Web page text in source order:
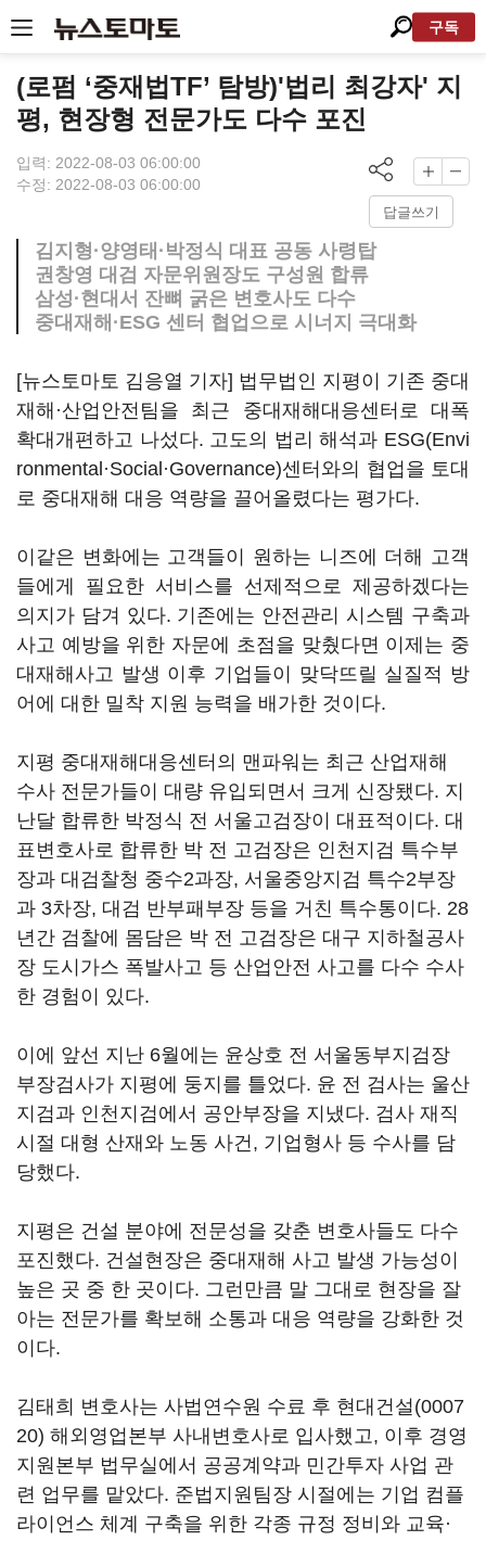
구독
(로펌 ‘중재법TF’ 탐방)'법리 최강자' 지
평, 현장형 전문가도 다수 포진
입력: 2022-08-03 06:00:00
수정: 2022-08-03 06:00:00
답글쓰기
김지형·양영태·박정식 대표 공동 사령탑
권창영 대검 자문위원장도 구성원 합류
삼성·현대서 잔뼈 굵은 변호사도 다수
중대재해·ESG 센터 협업으로 시너지 극대화
[뉴스토마토 김응열 기자] 법무법인 지평이 기존 중대
재해·산업안전팀을 최근 중대재해대응센터로 대폭
확대개편하고 나섰다. 고도의 법리 해석과 ESG(Envi
ronmental·Social·Governance)센터와의 협업을 토대
로 중대재해 대응 역량을 끌어올렸다는 평가다.
이같은 변화에는 고객들이 원하는 니즈에 더해 고객
들에게 필요한 서비스를 선제적으로 제공하겠다는
의지가 담겨 있다. 기존에는 안전관리 시스템 구축과
사고 예방을 위한 자문에 초점을 맞췄다면 이제는 중
대재해사고 발생 이후 기업들이 맞닥뜨릴 실질적 방
어에 대한 밀착 지원 능력을 배가한 것이다.
지평 중대재해대응센터의 맨파워는 최근 산업재해
수사 전문가들이 대량 유입되면서 크게 신장됐다. 지
난달 합류한 박정식 전 서울고검장이 대표적이다. 대
표변호사로 합류한 박 전 고검장은 인천지검 특수부
장과 대검찰청 중수2과장, 서울중앙지검 특수2부장
과 3차장, 대검 반부패부장 등을 거친 특수통이다. 28
년간 검찰에 몸담은 박 전 고검장은 대구 지하철공사
장 도시가스 폭발사고 등 산업안전 사고를 다수 수사
한 경험이 있다.
이에 앞선 지난 6월에는 윤상호 전 서울동부지검장
부장검사가 지평에 둥지를 틀었다. 윤 전 검사는 울산
지검과 인천지검에서 공안부장을 지냈다. 검사 재직
시절 대형 산재와 노동 사건, 기업형사 등 수사를 담
당했다.
지평은 건설 분야에 전문성을 갖춘 변호사들도 다수
포진했다. 건설현장은 중대재해 사고 발생 가능성이
높은 곳 중 한 곳이다. 그런만큼 말 그대로 현장을 잘
아는 전문가를 확보해 소통과 대응 역량을 강화한 것
이다.
김태희 변호사는 사법연수원 수료 후 현대건설(0007
20) 해외영업본부 사내변호사로 입사했고, 이후 경영
지원본부 법무실에서 공공계약과 민간투자 사업 관
련 업무를 맡았다. 준법지원팀장 시절에는 기업 컴플
라이언스 체계 구축을 위한 각종 규정 정비와 교육·